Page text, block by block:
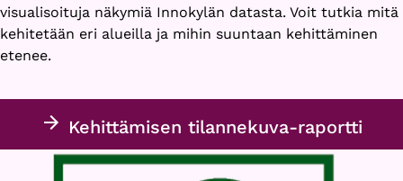
visualisoituja näkymiä Innokylän datasta. Voit tutkia mitä
kehitetään eri alueilla ja mihin suuntaan kehittäminen
etenee.
Kehittämisen tilannekuva-raportti